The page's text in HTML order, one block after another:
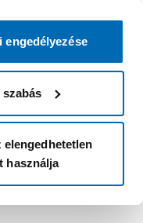
engedélyezése
szabás
elengedhetetlen
használja